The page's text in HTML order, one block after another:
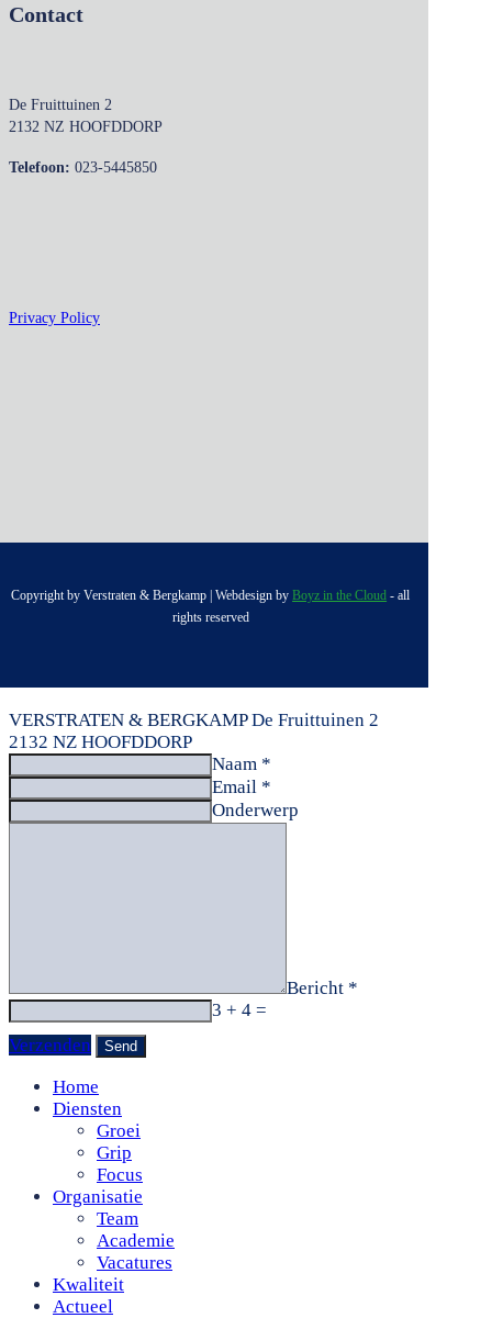
Contact
De Fruittuinen 2
2132 NZ HOOFDDORP
Telefoon: 023-5445850
Privacy Policy
Copyright by Verstraten & Bergkamp | Webdesign byBoyz in the Cloud - all
rights reserved
VERSTRATEN & BERGKAMP De Fruittuinen 2
2132 NZ HOOFDDORP
Naam *
Email *
Onderwerp
Bericht *
3 + 4 =
Verzenden
Home
Diensten
Groei
Grip
Focus
Organisatie
Team
Academie
Vacatures
Kwaliteit
Actueel